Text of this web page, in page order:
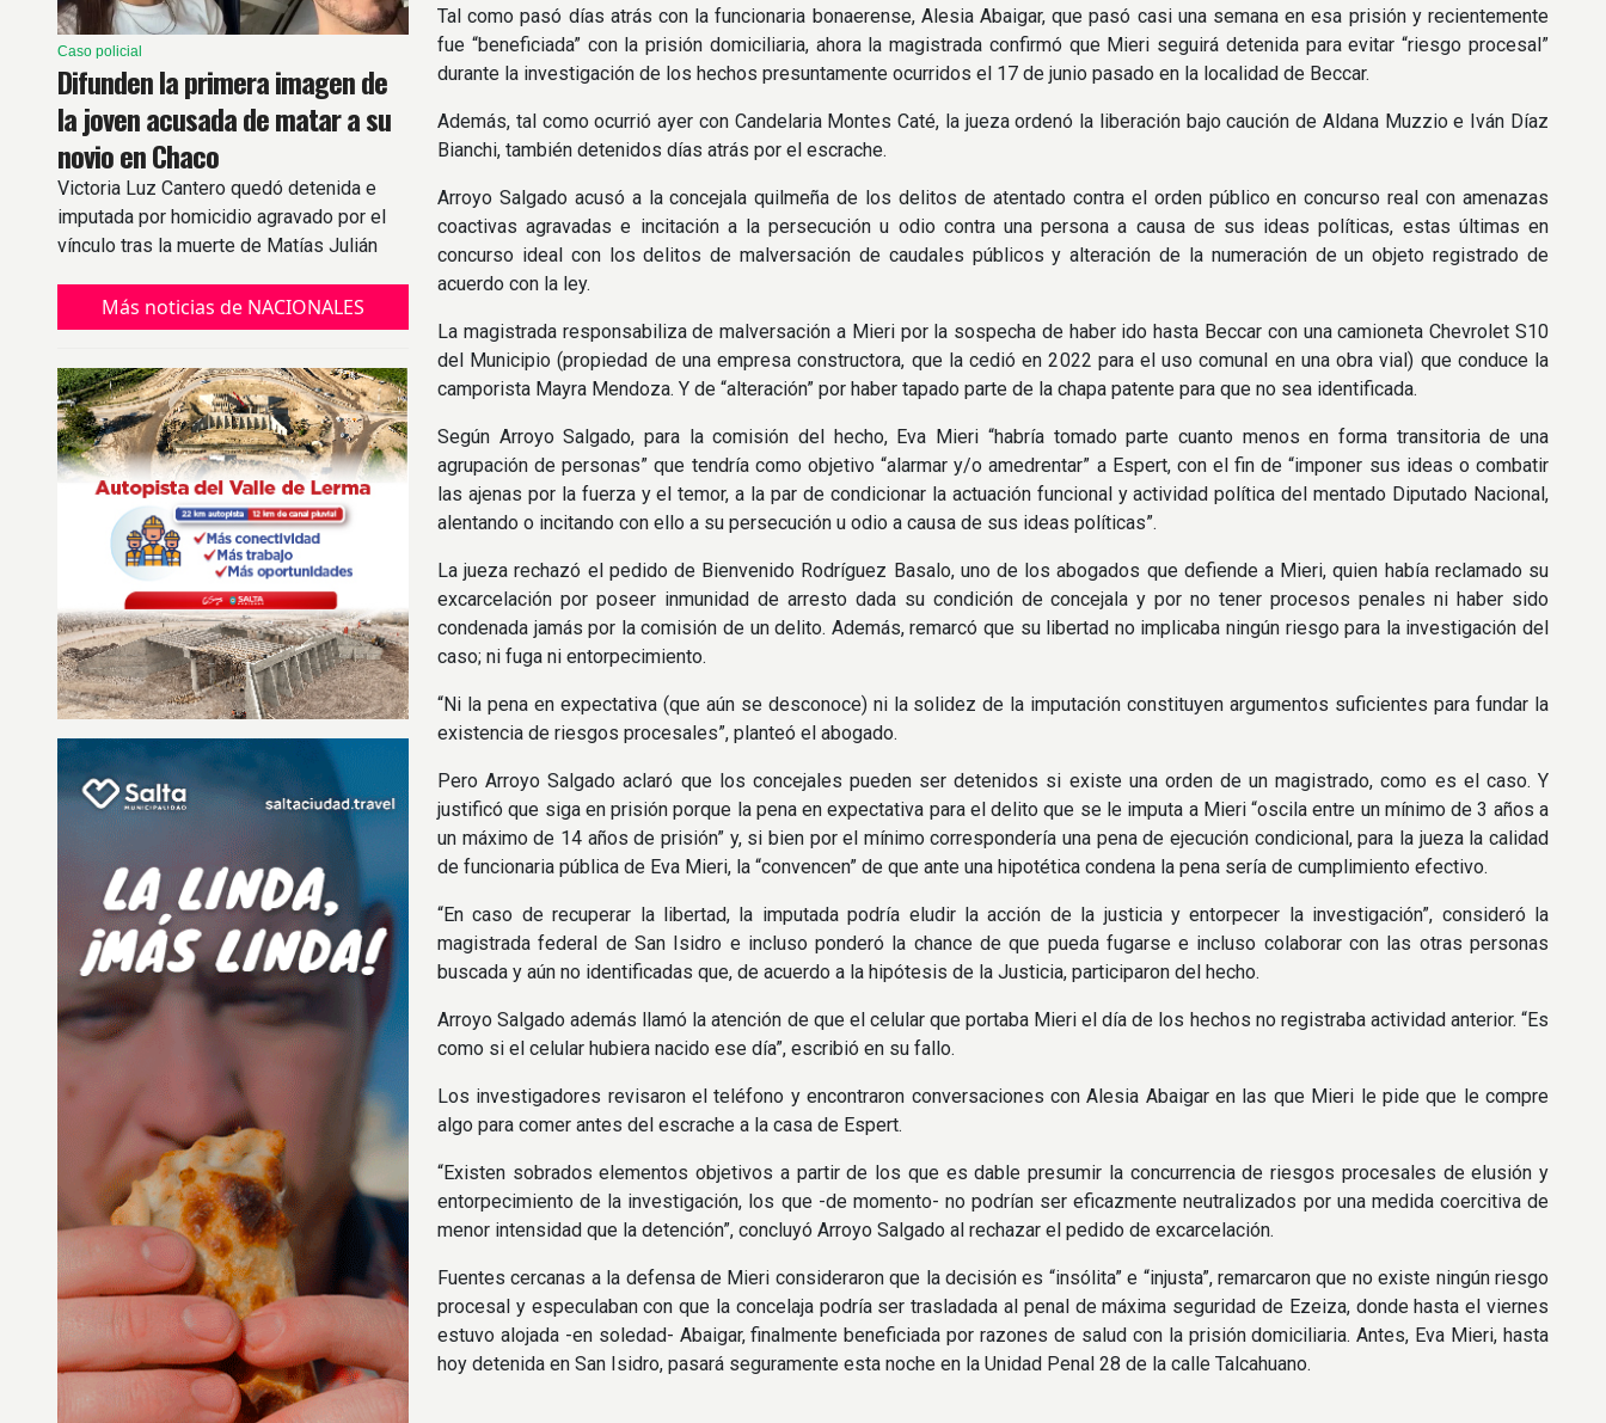
Caso policial
Difunden la primera imagen de
la joven acusada de matar a su
novio en Chaco
Victoria Luz Cantero quedó detenida e
imputada por homicidio agravado por el
vínculo tras la muerte de Matías Julián
Más noticias de NACIONALES
Tal como pasó días atrás con la funcionaria bonaerense, Alesia Abaigar, que pasó casi una semana en esa prisión y recientemente
fue “beneficiada” con la prisión domiciliaria, ahora la magistrada confirmó que Mieri seguirá detenida para evitar “riesgo procesal”
durante la investigación de los hechos presuntamente ocurridos el 17 de junio pasado en la localidad de Beccar.
Además, tal como ocurrió ayer con Candelaria Montes Caté, la jueza ordenó la liberación bajo caución de Aldana Muzzio e Iván Díaz
Bianchi, también detenidos días atrás por el escrache.
Arroyo Salgado acusó a la concejala quilmeña de los delitos de atentado contra el orden público en concurso real con amenazas
coactivas agravadas e incitación a la persecución u odio contra una persona a causa de sus ideas políticas, estas últimas en
concurso ideal con los delitos de malversación de caudales públicos y alteración de la numeración de un objeto registrado de
acuerdo con la ley.
La magistrada responsabiliza de malversación a Mieri por la sospecha de haber ido hasta Beccar con una camioneta Chevrolet S10
del Municipio (propiedad de una empresa constructora, que la cedió en 2022 para el uso comunal en una obra vial) que conduce la
camporista Mayra Mendoza. Y de “alteración” por haber tapado parte de la chapa patente para que no sea identificada.
Según Arroyo Salgado, para la comisión del hecho, Eva Mieri “habría tomado parte cuanto menos en forma transitoria de una
agrupación de personas” que tendría como objetivo “alarmar y/o amedrentar” a Espert, con el fin de “imponer sus ideas o combatir
las ajenas por la fuerza y el temor, a la par de condicionar la actuación funcional y actividad política del mentado Diputado Nacional,
alentando o incitando con ello a su persecución u odio a causa de sus ideas políticas”.
La jueza rechazó el pedido de Bienvenido Rodríguez Basalo, uno de los abogados que defiende a Mieri, quien había reclamado su
excarcelación por poseer inmunidad de arresto dada su condición de concejala y por no tener procesos penales ni haber sido
condenada jamás por la comisión de un delito. Además, remarcó que su libertad no implicaba ningún riesgo para la investigación del
caso; ni fuga ni entorpecimiento.
“Ni la pena en expectativa (que aún se desconoce) ni la solidez de la imputación constituyen argumentos suficientes para fundar la
existencia de riesgos procesales”, planteó el abogado.
Pero Arroyo Salgado aclaró que los concejales pueden ser detenidos si existe una orden de un magistrado, como es el caso. Y
justificó que siga en prisión porque la pena en expectativa para el delito que se le imputa a Mieri “oscila entre un mínimo de 3 años a
un máximo de 14 años de prisión” y, si bien por el mínimo correspondería una pena de ejecución condicional, para la jueza la calidad
de funcionaria pública de Eva Mieri, la “convencen” de que ante una hipotética condena la pena sería de cumplimiento efectivo.
“En caso de recuperar la libertad, la imputada podría eludir la acción de la justicia y entorpecer la investigación”, consideró la
magistrada federal de San Isidro e incluso ponderó la chance de que pueda fugarse e incluso colaborar con las otras personas
buscada y aún no identificadas que, de acuerdo a la hipótesis de la Justicia, participaron del hecho.
Arroyo Salgado además llamó la atención de que el celular que portaba Mieri el día de los hechos no registraba actividad anterior. “Es
como si el celular hubiera nacido ese día”, escribió en su fallo.
Los investigadores revisaron el teléfono y encontraron conversaciones con Alesia Abaigar en las que Mieri le pide que le compre
algo para comer antes del escrache a la casa de Espert.
“Existen sobrados elementos objetivos a partir de los que es dable presumir la concurrencia de riesgos procesales de elusión y
entorpecimiento de la investigación, los que -de momento- no podrían ser eficazmente neutralizados por una medida coercitiva de
menor intensidad que la detención”, concluyó Arroyo Salgado al rechazar el pedido de excarcelación.
Fuentes cercanas a la defensa de Mieri consideraron que la decisión es “insólita” e “injusta”, remarcaron que no existe ningún riesgo
procesal y especulaban con que la concelaja podría ser trasladada al penal de máxima seguridad de Ezeiza, donde hasta el viernes
estuvo alojada -en soledad- Abaigar, finalmente beneficiada por razones de salud con la prisión domiciliaria. Antes, Eva Mieri, hasta
hoy detenida en San Isidro, pasará seguramente esta noche en la Unidad Penal 28 de la calle Talcahuano.